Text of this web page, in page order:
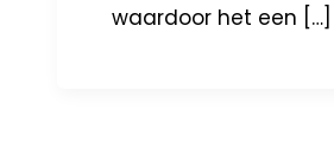
waardoor het een […]